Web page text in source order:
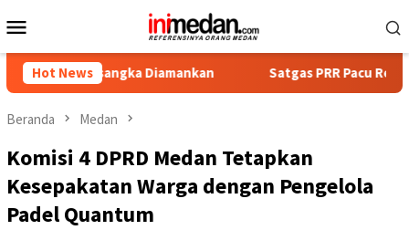
ke
Mobile
Hot News
Diamankan Satgas PRR Pacu Realisasi
Beranda Medan
Komisi 4 DPRD Medan Tetapkan
Kesepakatan Warga dengan Pengelola
Padel Quantum